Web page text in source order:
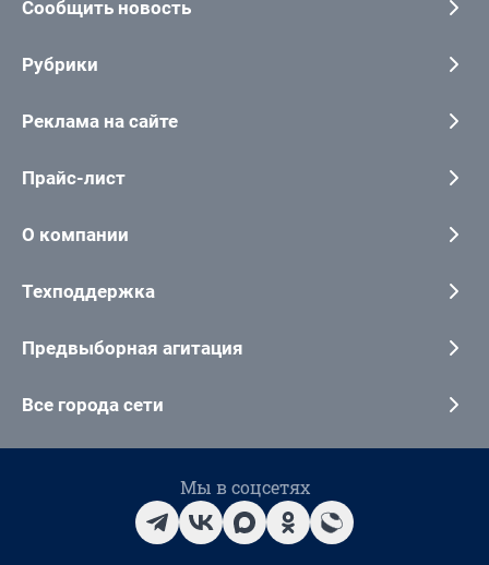
Сообщить новость
Рубрики
Реклама на сайте
Прайс-лист
О компании
Техподдержка
Предвыборная агитация
Все города сети
Мы в соцсетях